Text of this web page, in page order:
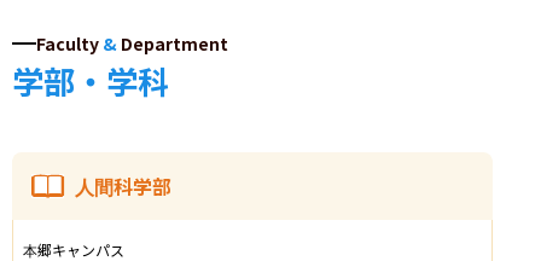
Faculty & Department
学部・学科
人間科学部
本郷キャンパス